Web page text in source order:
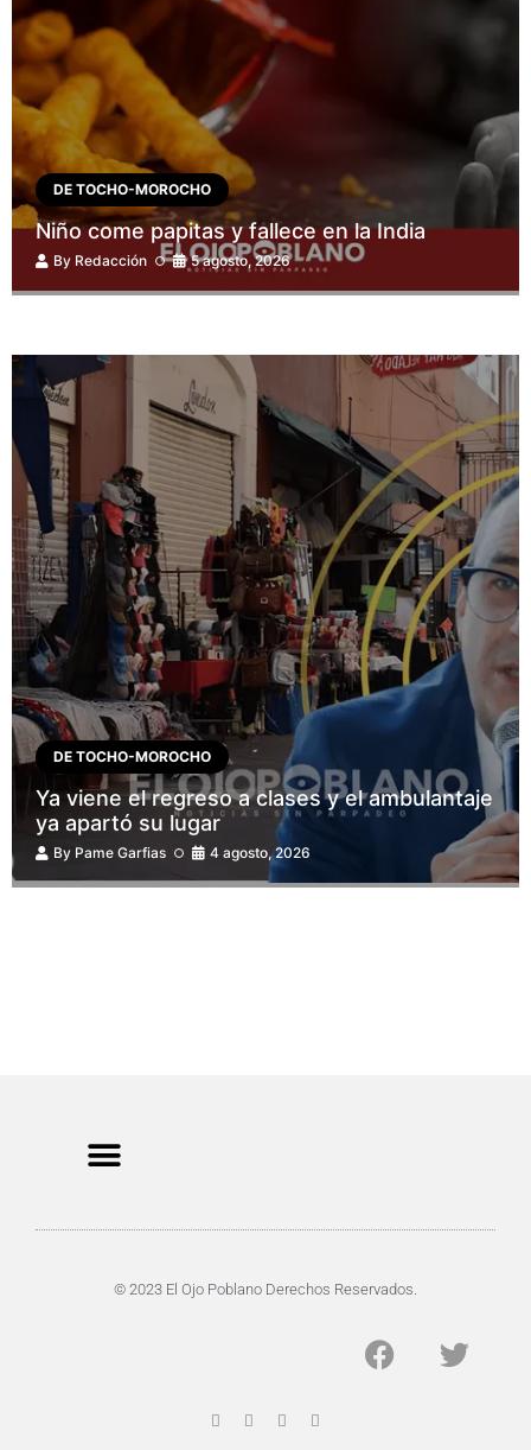
DE TOCHO-MOROCHO
Niño come papitas y fallece en la India
By Redacción 5 agosto, 2026
DE TOCHO-MOROCHO
Ya viene el regreso a clases y el ambulantaje
ya apartó su lugar
By Pame Garfias 4 agosto, 2026
© 2023 El Ojo Poblano Derechos Reservados.